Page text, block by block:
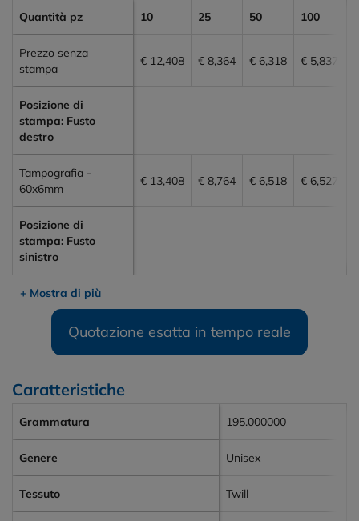
Quantità pz 10 25 50 100
Prezzo senza
stampa
€ 12,408 € 8,364 € 6,318 € 5,837
Posizione di
stampa: Fusto
destro
Tampografia -
60x6mm
€ 13,408 € 8,764 € 6,518 € 6,527
Posizione di
stampa: Fusto
sinistro
+ Mostra di più
Quotazione esatta in tempo reale
Caratteristiche
Grammatura 195.000000
Genere Unisex
Tessuto Twill